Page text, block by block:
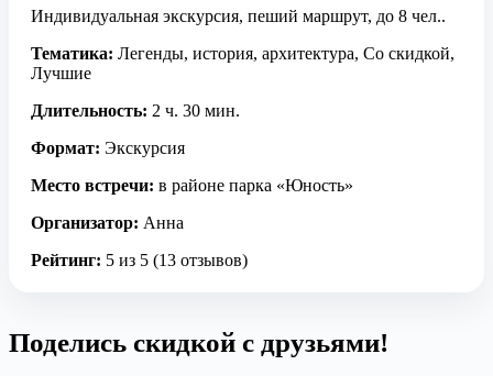
Индивидуальная экскурсия, пеший маршрут, до 8 чел..
Тематика: Легенды, история, архитектура, Со скидкой,
Лучшие
Длительность: 2 ч. 30 мин.
Формат: Экскурсия
Место встречи: в районе парка «Юность»
Организатор: Анна
Рейтинг: 5 из 5 (13 отзывов)
Поделись скидкой с друзьями!